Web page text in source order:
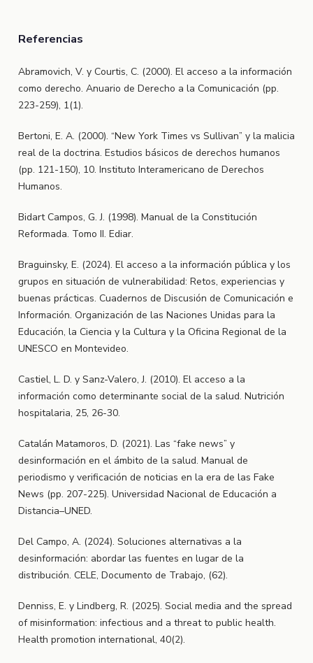
Referencias
Abramovich, V. y Courtis, C. (2000). El acceso a la información
como derecho. Anuario de Derecho a la Comunicación (pp.
223-259), 1(1).
Bertoni, E. A. (2000). “New York Times vs Sullivan” y la malicia
real de la doctrina. Estudios básicos de derechos humanos
(pp. 121-150), 10. Instituto Interamericano de Derechos
Humanos.
Bidart Campos, G. J. (1998). Manual de la Constitución
Reformada. Tomo II. Ediar.
Braguinsky, E. (2024). El acceso a la información pública y los
grupos en situación de vulnerabilidad: Retos, experiencias y
buenas prácticas. Cuadernos de Discusión de Comunicación e
Información. Organización de las Naciones Unidas para la
Educación, la Ciencia y la Cultura y la Oficina Regional de la
UNESCO en Montevideo.
Castiel, L. D. y Sanz-Valero, J. (2010). El acceso a la
información como determinante social de la salud. Nutrición
hospitalaria, 25, 26-30.
Catalán Matamoros, D. (2021). Las “fake news” y
desinformación en el ámbito de la salud. Manual de
periodismo y verificación de noticias en la era de las Fake
News (pp. 207-225). Universidad Nacional de Educación a
Distancia–UNED.
Del Campo, A. (2024). Soluciones alternativas a la
desinformación: abordar las fuentes en lugar de la
distribución. CELE, Documento de Trabajo, (62).
Denniss, E. y Lindberg, R. (2025). Social media and the spread
of misinformation: infectious and a threat to public health.
Health promotion international, 40(2).